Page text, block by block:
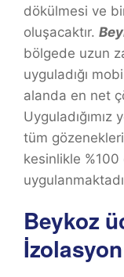
dökülmesi ve
oluşacaktır.
bölgede uzun
uyguladığı
alanda en net
tüm gözenekleri
kesinlikle
Beykoz